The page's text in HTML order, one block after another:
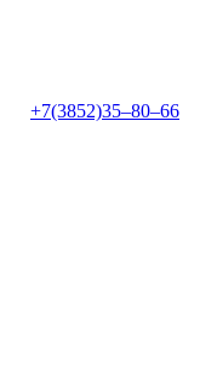
+7(3852)35‒80‒66